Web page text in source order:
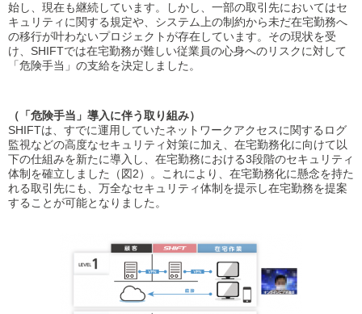
始し、現在も継続しています。しかし、一部の取引先においてはセ
キュリティに関する規定や、システム上の制約から未だ在宅勤務へ
の移行が叶わないプロジェクトが存在しています。その現状を受
け、SHIFTでは在宅勤務が難しい従業員の心身へのリスクに対して
「危険手当」の支給を決定しました。
（「危険手当」導入に伴う取り組み）
SHIFTは、すでに運用していたネットワークアクセスに関するログ
監視などの高度なセキュリティ対策に加え、在宅勤務化に向けて以
下の仕組みを新たに導入し、在宅勤務における3段階のセキュリティ
体制を確立しました（図2）。これにより、在宅勤務化に懸念を持た
れる取引先にも、万全なセキュリティ体制を提示し在宅勤務を提案
することが可能となりました。